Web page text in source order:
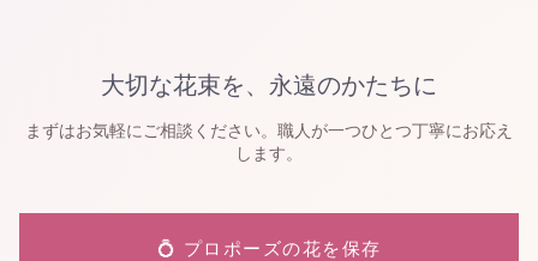
大切な花束を、永遠のかたちに
まずはお気軽にご相談ください。職人が一つひとつ丁寧にお応え
します。
💍 プロポーズの花を保存